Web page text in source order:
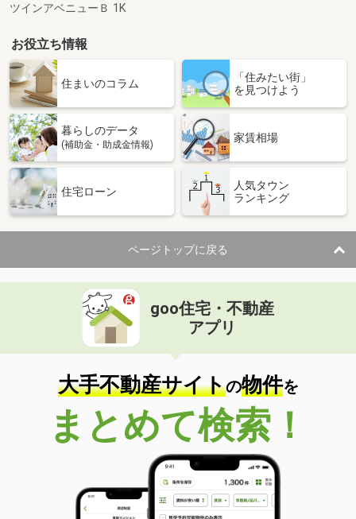
ツインアベニューＢ 1K
お役立ち情報
住まいのコラム
「住みたい街」
を見つけよう
暮らしのデータ
(補助金・助成金情報)
家賃相場
住宅ローン
人気タウン
ランキング
ページトップに戻る
goo住宅・不動産
アプリ
大手不動産サイトの物件を
まとめて検索！